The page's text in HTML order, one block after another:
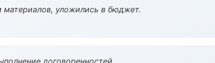
уложились в бюджет.
договоренностей.